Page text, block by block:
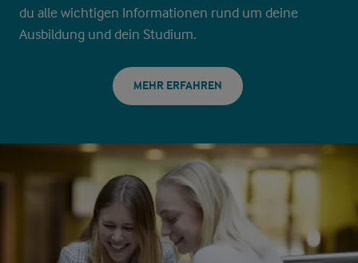
du alle wichtigen Informationen rund um deine
Ausbildung und dein Studium.
MEHR ERFAHREN